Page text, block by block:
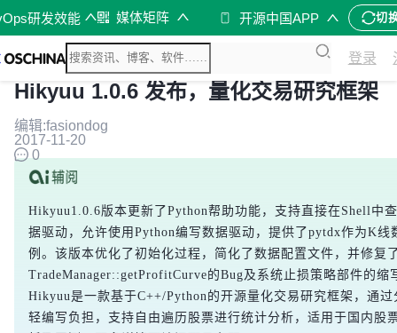
研发效能 媒体矩阵 开源中国APP 切
登录
Hikyuu 1.0.6 发布，量化交易研究框架
编辑:fasiondog
2017-11-20
0
Hikyuu1.0.6版本更新了Python帮助功能，支持直接在Shell中
据驱动，允许使用Python编写数据驱动，提供了pytdx作为K线
例。该版本优化了初始化过程，简化了数据配置文件，并修复
TradeManager::getProfitCurve的Bug及系统止损策略部件的缩
Hikyuu是一款基于C++/Python的开源量化交易研究框架，通
轻编写负担，支持自由遍历股票进行统计分析，适用于国内股